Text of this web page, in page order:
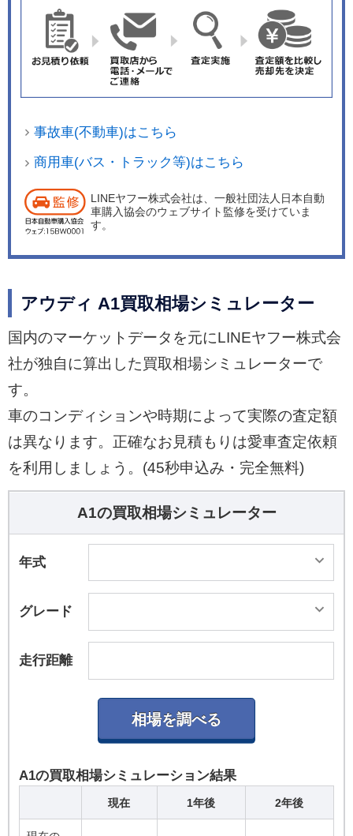
事故車(不動車)はこちら
商用車(バス・トラック等)はこちら
LINEヤフー株式会社は、一般社団法人日本自動
車購入協会のウェブサイト監修を受けていま
す。
アウディ A1買取相場シミュレーター
国内のマーケットデータを元にLINEヤフー株式会
社が独自に算出した買取相場シミュレーターで
す。
車のコンディションや時期によって実際の査定額
は異なります。正確なお見積もりは愛車査定依頼
を利用しましょう。(45秒申込み・完全無料)
A1の買取相場シミュレーター
年式
グレード
走行距離
A1の買取相場シミュレーション結果
現在 1年後 2年後